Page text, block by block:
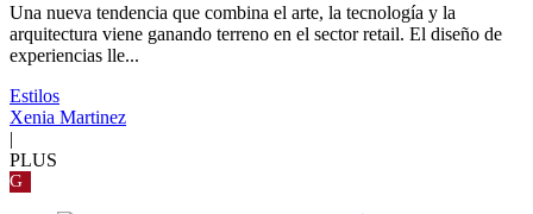
Una nueva tendencia que combina el arte, la tecnología y la
arquitectura viene ganando terreno en el sector retail. El diseño de
experiencias lle...
Estilos
Xenia Martinez
|
PLUS
G